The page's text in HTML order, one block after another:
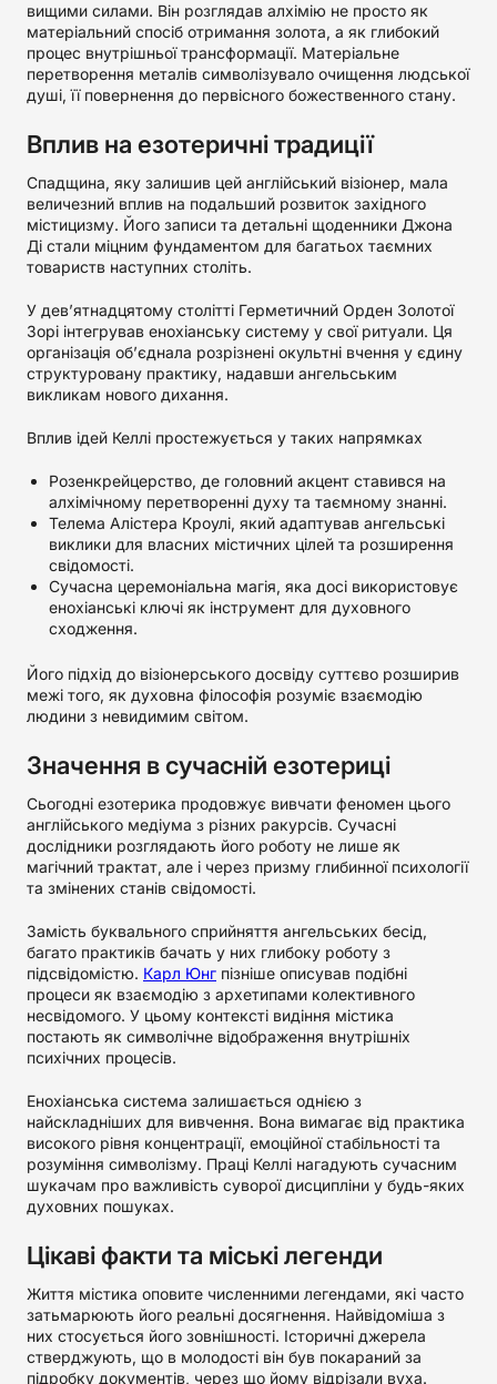
вищими силами. Він розглядав алхімію не просто як
матеріальний спосіб отримання золота, а як глибокий
процес внутрішньої трансформації. Матеріальне
перетворення металів символізувало очищення людської
душі, її повернення до первісного божественного стану.
Вплив на езотеричні традиції
Спадщина, яку залишив цей англійський візіонер, мала
величезний вплив на подальший розвиток західного
містицизму. Його записи та детальні щоденники Джона
Ді стали міцним фундаментом для багатьох таємних
товариств наступних століть.
У дев’ятнадцятому столітті Герметичний Орден Золотої
Зорі інтегрував енохіанську систему у свої ритуали. Ця
організація об’єднала розрізнені окультні вчення у єдину
структуровану практику, надавши ангельським
викликам нового дихання.
Вплив ідей Келлі простежується у таких напрямках
Розенкрейцерство, де головний акцент ставився на
алхімічному перетворенні духу та таємному знанні.
Телема Алістера Кроулі, який адаптував ангельські
виклики для власних містичних цілей та розширення
свідомості.
Сучасна церемоніальна магія, яка досі використовує
енохіанські ключі як інструмент для духовного
сходження.
Його підхід до візіонерського досвіду суттєво розширив
межі того, як духовна філософія розуміє взаємодію
людини з невидимим світом.
Значення в сучасній езотериці
Сьогодні езотерика продовжує вивчати феномен цього
англійського медіума з різних ракурсів. Сучасні
дослідники розглядають його роботу не лише як
магічний трактат, але і через призму глибинної психології
та змінених станів свідомості.
Замість буквального сприйняття ангельських бесід,
багато практиків бачать у них глибоку роботу з
підсвідомістю. Карл Юнг пізніше описував подібні
процеси як взаємодію з архетипами колективного
несвідомого. У цьому контексті видіння містика
постають як символічне відображення внутрішніх
психічних процесів.
Енохіанська система залишається однією з
найскладніших для вивчення. Вона вимагає від практика
високого рівня концентрації, емоційної стабільності та
розуміння символізму. Праці Келлі нагадують сучасним
шукачам про важливість суворої дисципліни у будь-яких
духовних пошуках.
Цікаві факти та міські легенди
Життя містика оповите численними легендами, які часто
затьмарюють його реальні досягнення. Найвідоміша з
них стосується його зовнішності. Історичні джерела
стверджують, що в молодості він був покараний за
підробку документів, через що йому відрізали вуха.